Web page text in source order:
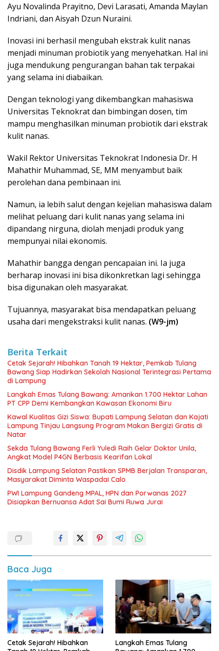
Ayu Novalinda Prayitno, Devi Larasati, Amanda Maylan
Indriani, dan Aisyah Dzun Nuraini.
Inovasi ini berhasil mengubah ekstrak kulit nanas
menjadi minuman probiotik yang menyehatkan. Hal ini
juga mendukung pengurangan bahan tak terpakai
yang selama ini diabaikan.
Dengan teknologi yang dikembangkan mahasiswa
Universitas Teknokrat dan bimbingan dosen, tim
mampu menghasilkan minuman probiotik dari ekstrak
kulit nanas.
Wakil Rektor Universitas Teknokrat Indonesia Dr. H
Mahathir Muhammad, SE, MM menyambut baik
perolehan dana pembinaan ini.
Namun, ia lebih salut dengan kejelian mahasiswa dalam
melihat peluang dari kulit nanas yang selama ini
dipandang nirguna, diolah menjadi produk yang
mempunyai nilai ekonomis.
Mahathir bangga dengan pencapaian ini. Ia juga
berharap inovasi ini bisa dikonkretkan lagi sehingga
bisa digunakan oleh masyarakat.
Tujuannya, masyarakat bisa mendapatkan peluang
usaha dari mengekstraksi kulit nanas. (W9-jm)
Berita Terkait
Cetak Sejarah! Hibahkan Tanah 19 Hektar, Pemkab Tulang
Bawang Siap Hadirkan Sekolah Nasional Terintegrasi Pertama
di Lampung
Langkah Emas Tulang Bawang: Amankan 1.700 Hektar Lahan
PT CPP Demi Kembangkan Kawasan Ekonomi Biru
Kawal Kualitas Gizi Siswa: Bupati Lampung Selatan dan Kajati
Lampung Tinjau Langsung Program Makan Bergizi Gratis di
Natar
Sekda Tulang Bawang Ferli Yuledi Raih Gelar Doktor Unila,
Angkat Model P4GN Berbasis Kearifan Lokal
Disdik Lampung Selatan Pastikan SPMB Berjalan Transparan,
Masyarakat Diminta Waspadai Calo
PWI Lampung Gandeng MPAL, HPN dan Porwanas 2027
Disiapkan Bernuansa Adat Sai Bumi Ruwa Jurai
Baca Juga
Cetak Sejarah! Hibahkan
Langkah Emas Tulang